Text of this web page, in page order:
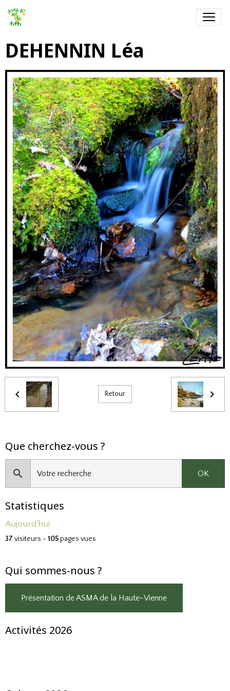
DEHENNIN Léa
Retour
Que cherchez-vous ?
OK
Statistiques
Aujourd'hui
37 visiteurs - 105pages vues
Qui sommes-nous ?
Présentation de ASMA de la Haute-Vienne
Activités 2026